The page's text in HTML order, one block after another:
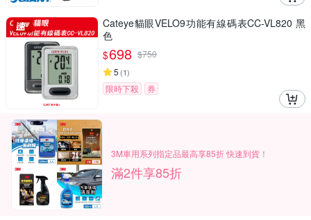
Cateye貓眼VELO9功能有線碼表CC-VL820 黑
色
$698 $750
5 (1)
限時下殺 券
3M車用系列指定品最高享85折 快速到貨！
滿2件享85折